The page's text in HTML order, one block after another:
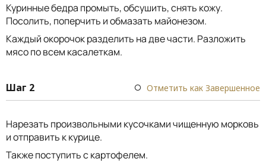
Куринные бедра промыть, обсушить, снять кожу.
Посолить, поперчить и обмазать майонезом.
Каждый окорочок разделить на две части. Разложить
мясо по всем касалеткам.
Шаг 2 Отметить как Завершенное
Нарезать произвольными кусочками чищенную морковь
и отправить к курице.
Также поступить с картофелем.